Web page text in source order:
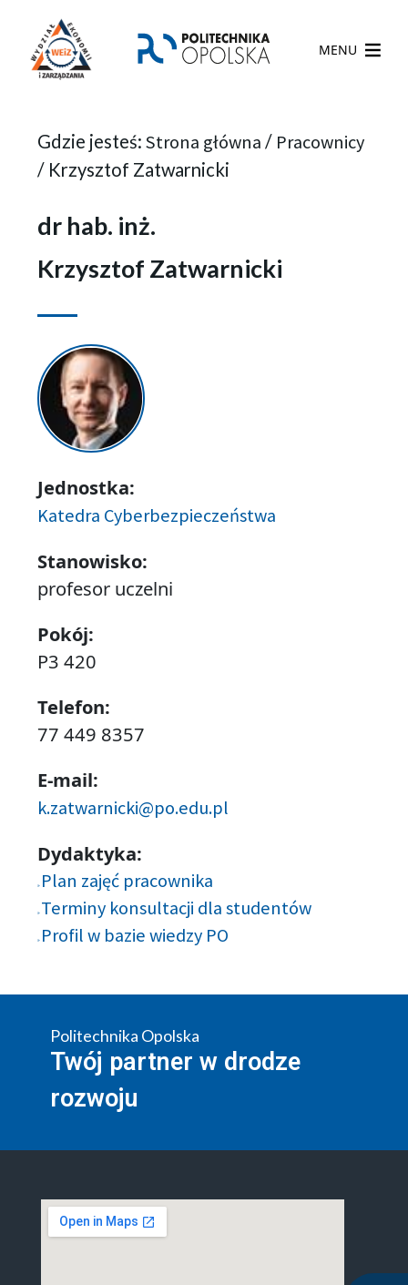
MENU
Gdzie jesteś: Strona główna / Pracownicy
/ Krzysztof Zatwarnicki
dr hab. inż.
Krzysztof Zatwarnicki
Jednostka:
Katedra Cyberbezpieczeństwa
Stanowisko:
profesor uczelni
Pokój:
P3 420
Telefon:
77 449 8357
E-mail:
k.zatwarnicki@po.edu.pl
Dydaktyka:
Plan zajęć pracownika
Terminy konsultacji dla studentów
Profil w bazie wiedzy PO
Politechnika Opolska
Twój partner w drodze
rozwoju